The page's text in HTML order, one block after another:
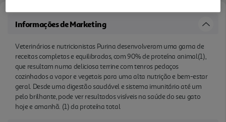
Informações de Marketing
Veterinários e nutricionistas Purina desenvolveram uma gama de
receitas completas e equilibradas, com 90% de proteína animal(1),
que resultam numa deliciosa terrine com tenros pedaços
cozinhados a vapor e vegetais para uma alta nutrição e bem-estar
geral. Desde uma digestão saudável e sistema imunitário até um
pelo brilhante, pode ver resultados visíveis na saúde do seu gato
hoje e amanhã. (1) da proteína total